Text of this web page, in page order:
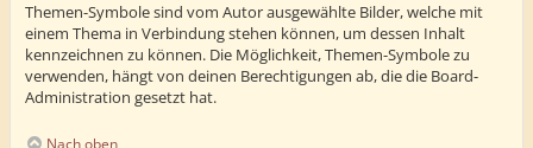
Themen-Symbole sind vom Autor ausgewählte Bilder, welche mit
einem Thema in Verbindung stehen können, um dessen Inhalt
kennzeichnen zu können. Die Möglichkeit, Themen-Symbole zu
verwenden, hängt von deinen Berechtigungen ab, die die Board-
Administration gesetzt hat.